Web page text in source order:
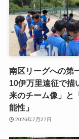
南区リーグへの第
10伊万里遠征で描
来のチーム像」と
能性」
2026年7月27日